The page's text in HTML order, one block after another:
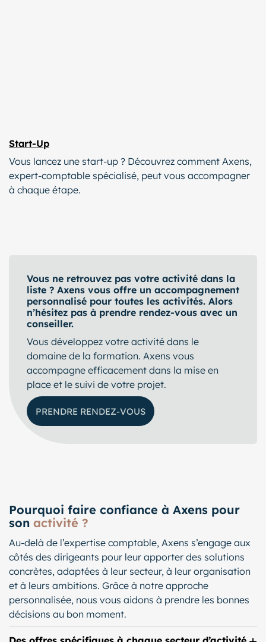
Start-Up
Vous lancez une start-up ? Découvrez comment Axens,
expert-comptable spécialisé, peut vous accompagner
à chaque étape.
Vous ne retrouvez pas votre activité dans la
liste ? Axens vous offre un accompagnement
personnalisé pour toutes les activités. Alors
n’hésitez pas à prendre rendez-vous avec un
conseiller.
Vous développez votre activité dans le
domaine de la formation. Axens vous
accompagne efficacement dans la mise en
place et le suivi de votre projet.
PRENDRE RENDEZ-VOUS
Pourquoi faire confiance à Axens pour
son activité ?
Au-delà de l’expertise comptable, Axens s’engage aux
côtés des dirigeants pour leur apporter des solutions
concrètes, adaptées à leur secteur, à leur organisation
et à leurs ambitions. Grâce à notre approche
personnalisée, nous vous aidons à prendre les bonnes
décisions au bon moment.